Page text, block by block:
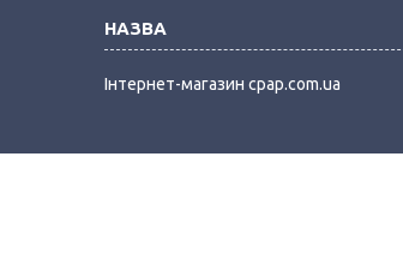
Інтернет-магазин cpap.com.ua